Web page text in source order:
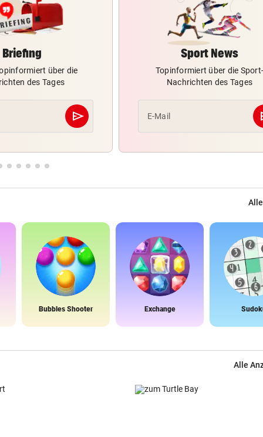
Briefing
über die
des Tages
send
Abschicken
Sport News
Topinformiert über die Sport-
Nachrichten des Tages
E-Mail
Bubbles Shooter Exchange
Alle